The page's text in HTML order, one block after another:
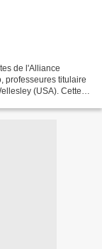
de l'Alliance
professeures titulaire
(USA). Cette